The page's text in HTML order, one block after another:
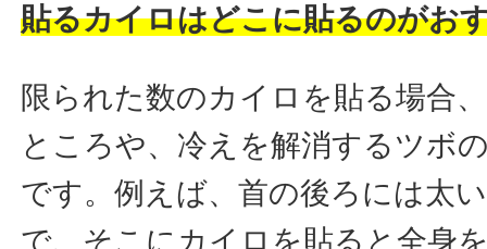
貼るカイロはどこに貼るのがお
限られた数のカイロを貼る場合
ところや、冷えを解消するツボ
です。例えば、首の後ろには太
で、そこにカイロを貼ると全身